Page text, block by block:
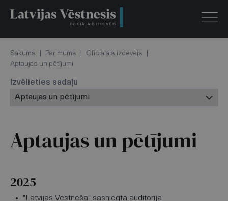
Sākums Par mums Oficiālais izdevējs
Aptaujas un pētījumi
Izvēlieties sadaļu
Aptaujas un pētījumi
2025
"Latvijas Vēstneša" sasniegtā auditorija